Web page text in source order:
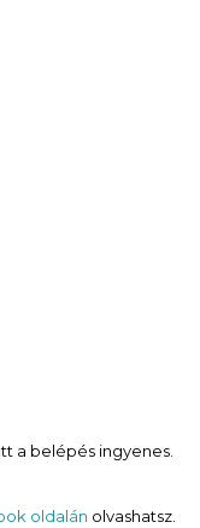
a belépés ingyenes.
oldalán olvashatsz.